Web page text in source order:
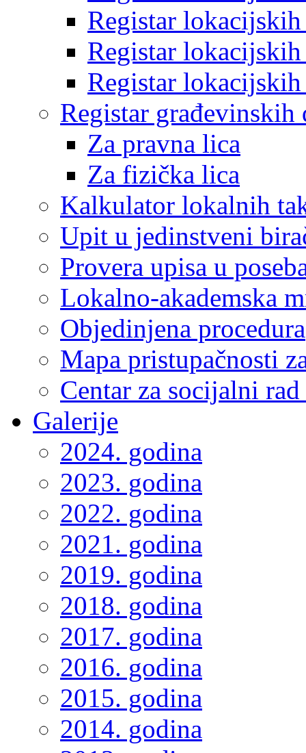
Registar
Registar
Registar
Registar građevinskih
Za pravna lica
Za fizička lica
Kalkulator lokalnih
Upit u jedinstveni
Provera upisa u
Lokalno-akademska
Objedinjena procedura
Mapa pristupačnosti
Centar za socijalni
Galerije
2024. godina
2023. godina
2022. godina
2021. godina
2019. godina
2018. godina
2017. godina
2016. godina
2015. godina
2014. godina